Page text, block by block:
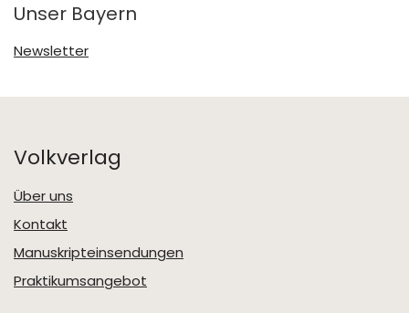
Unser Bayern
Newsletter
Volkverlag
Über uns
Kontakt
Manuskripteinsendungen
Praktikumsangebot